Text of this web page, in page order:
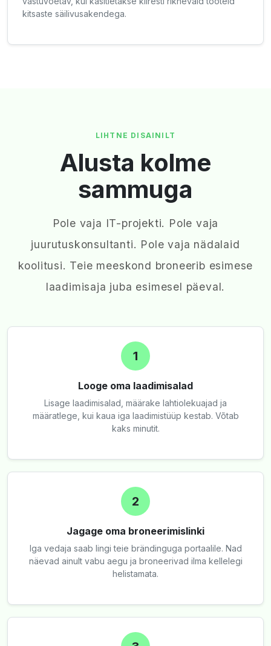
kitsaste säilivusakendega.
LIHTNE DISAINILT
Alusta kolme
sammuga
Pole vaja IT-projekti. Pole vaja
juurutuskonsultanti. Pole vaja nädalaid
koolitusi. Teie meeskond broneerib esimese
laadimisaja juba esimesel päeval.
1
Looge oma laadimisalad
Lisage laadimisalad, määrake lahtiolekuajad ja
määratlege, kui kaua iga laadimistüüp kestab. Võtab
kaks minutit.
2
Jagage oma broneerimislinki
Iga vedaja saab lingi teie brändinguga portaalile. Nad
näevad ainult vabu aegu ja broneerivad ilma kellelegi
helistamata.